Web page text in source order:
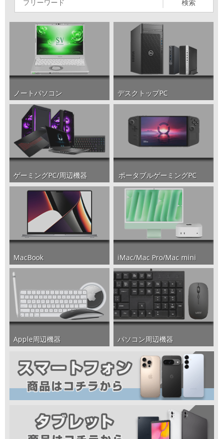
検索
ノートパソコン デスクトップPC
ゲーミングPC/周辺機器 ポータブルゲーミングPC
MacBook iMac/Mac Pro/Mac mini
Apple周辺機器 パソコン周辺機器